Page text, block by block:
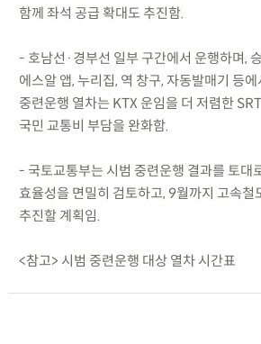
함께 좌석 공급 확대도 추진함.
- 호남선·경부선 일부 구간에서 운행하며,
에스알 앱, 누리집, 역 창구, 자동발매기 등
중련운행 열차는 KTX 운임을 더 저렴한
국민 교통비 부담을 완화함.
- 국토교통부는 시범 중련운행 결과를 토대
효율성을 면밀히 검토하고, 9월까지 고속철
추진할 계획임.
<참고> 시범 중련운행 대상 열차 시간표